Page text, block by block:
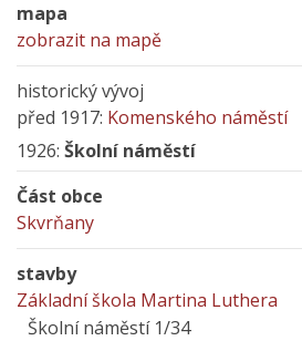
mapa
zobrazit na mapě
historický vývoj
před 1917: Komenského náměstí
1926: Školní náměstí
Část obce
Skvrňany
stavby
Základní škola Martina Luthera
Školní náměstí 1/34